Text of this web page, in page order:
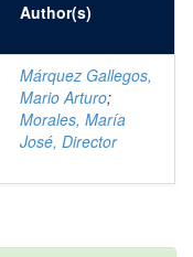
Author(s)
Márquez Gallegos,
Mario Arturo;
Morales, María
José, Director